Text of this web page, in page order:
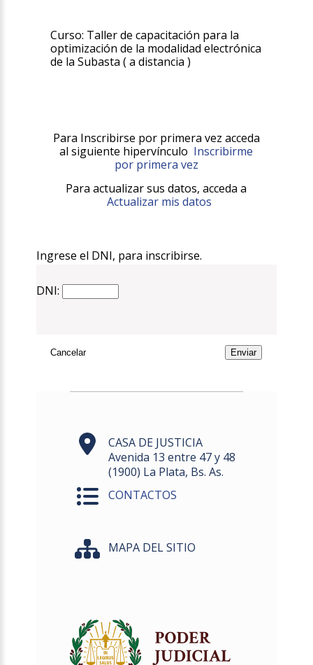
Curso: Taller de capacitación para la
optimización de la modalidad electrónica
de la Subasta ( a distancia )
Para Inscribirse por primera vez acceda
al siguiente hipervínculo Inscribirme
por primera vez
Para actualizar sus datos, acceda a
Actualizar mis datos
Ingrese el DNI, para inscribirse.
DNI:
CASA DE JUSTICIA
Avenida 13 entre 47 y 48
(1900) La Plata, Bs. As.
CONTACTOS
MAPA DEL SITIO